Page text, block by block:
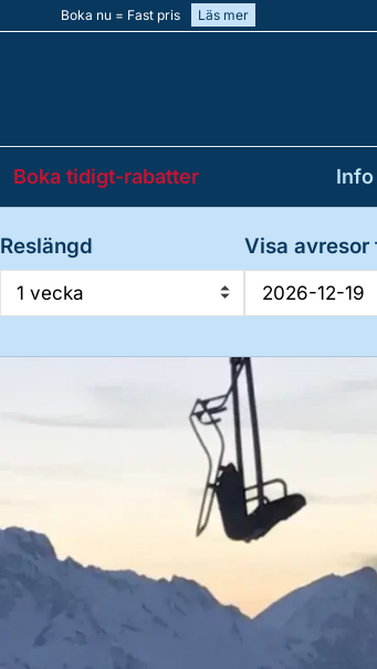
Boka nu = Fast pris Läs mer
Boka tidigt-rabatter
Reslängd
1 vecka
Visa avresor